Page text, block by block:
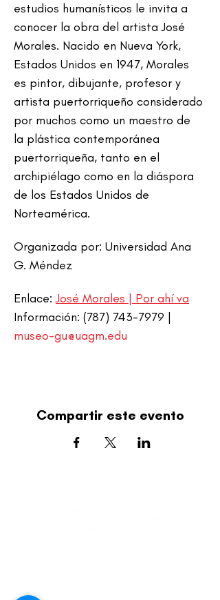
estudios humanísticos le invita a
conocer la obra del artista José
Morales. Nacido en Nueva York,
Estados Unidos en 1947, Morales
es pintor, dibujante, profesor y
artista puertorriqueño considerado
por muchos como un maestro de
la plástica contemporánea
puertorriqueña, tanto en el
archipiélago como en la diáspora
de los Estados Unidos de
Norteamérica.
Organizada por: Universidad Ana
G. Méndez
Enlace: José Morales | Por ahí va
Información: (787) 743-7979 |
museo-gu@uagm.edu
Compartir este evento